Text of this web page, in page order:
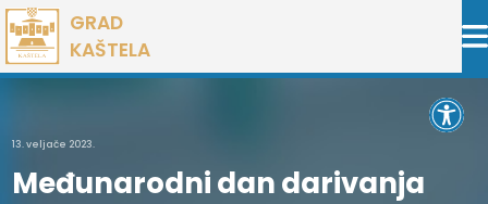
Preskoči
na
sadržaj
GRAD
KAŠTELA
13. veljače 2023.
Međunarodni dan darivanja